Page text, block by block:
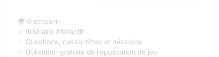
🌍 Giethoorn
✅ Itinéraire interactif
✅ Questions, casse-têtes et missions
✅ Utilisation gratuite de l'application de jeu